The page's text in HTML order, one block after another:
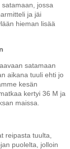
jossa
ja jäi
hieman lisää
satamaan
aikana tuuli ehti jo
kesän
kertyi 36 M ja
maissa.
reipasta tuulta,
puolelta, jolloin